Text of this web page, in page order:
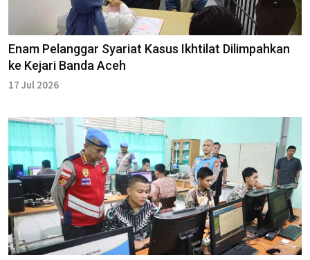
Enam Pelanggar Syariat Kasus Ikhtilat Dilimpahkan
ke Kejari Banda Aceh
17 Jul 2026